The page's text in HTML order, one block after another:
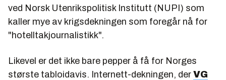
ved Norsk Utenrikspolitisk Institutt (NUPI) som
kaller mye av krigsdekningen som foregår nå for
"hotelltakjournalistikk".
Likevel er det ikke bare pepper å få for Norges
største tabloidavis. Internett-dekningen, der VG